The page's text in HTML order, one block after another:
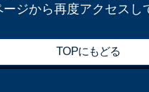
ジから再度アクセスし
TOPにもどる